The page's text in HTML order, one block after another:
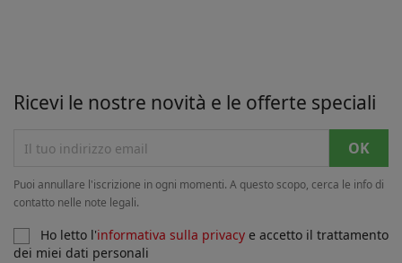
Ricevi le nostre novità e le offerte speciali
Puoi annullare l'iscrizione in ogni momenti. A questo scopo, cerca le info di
contatto nelle note legali.
Ho letto l'informativa sulla privacy e accetto il trattamento
dei miei dati personali